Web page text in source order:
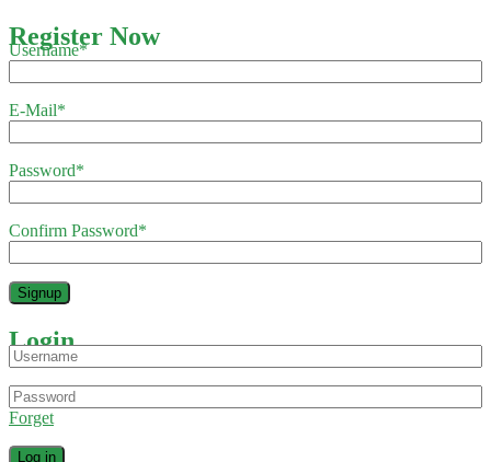
Register Now
Username*
E-Mail*
Password*
Confirm Password*
Login
Forget